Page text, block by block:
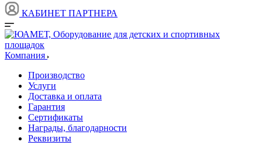
КАБИНЕТ ПАРТНЕРА
Компания
Производство
Услуги
Доставка и оплата
Гарантия
Сертификаты
Награды, благодарности
Реквизиты